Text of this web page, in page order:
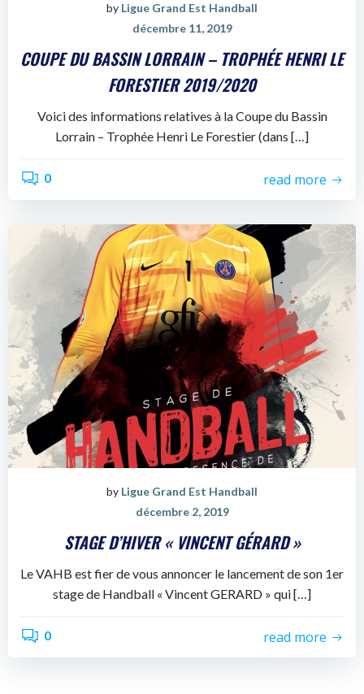
by Ligue Grand Est Handball
décembre 11, 2019
COUPE DU BASSIN LORRAIN – TROPHÉE HENRI LE
FORESTIER 2019/2020
Voici des informations relatives à la Coupe du Bassin
Lorrain – Trophée Henri Le Forestier (dans […]
0 read more
by Ligue Grand Est Handball
décembre 2, 2019
STAGE D’HIVER « VINCENT GÉRARD »
Le VAHB est fier de vous annoncer le lancement de son 1er
stage de Handball « Vincent GERARD » qui […]
0 read more